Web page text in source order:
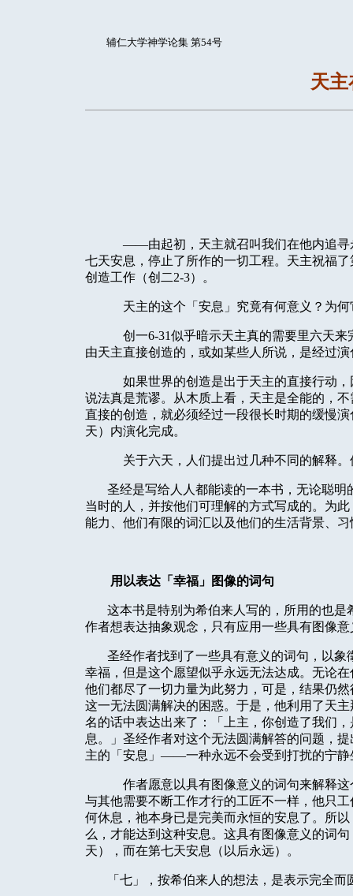
辅仁大学神学论集 第54号
天
——由起初，天主就召叫我们在他内追
七天安息，停止了所作的一切工程。天主祝福
创造工作（创二2-3）。
天主的这个「安息」究竟有何意义？为
创一6-31似乎暗示天主真的需要里六天
由天主直接创造的，或如某些人所说，是经过
如果世界的创造是出于天主的直接行动
说法真是荒谬。从木质上看，天主是全能的，
直接的创造，就必须经过一段很长时期的缓慢
天）内演化完成。
关于六天，人们提出过几种不同的解释
圣经是写给人人都能读的一本书，无论聪
当时的人，并按他们可理解的方式写成的。为
能力、他们有限的词汇以及他们的生活背景、
用以表达「幸福」图像的词句
这本书是特别为希伯来人写的，所用的也
作者想表达抽象观念，只有应用一些具有图像
圣经作者找到了一些具有意义的词句，以
幸福，但是这个愿望似乎永远无法达成。无论
他们都尽了一切力量为此努力，可是，结果仍
这一无法圆满解决的困惑。于是，他利用了天
名的话中表达出来了：「上主，你创造了我们
息。」圣经作者对这个无法圆满解答的问题，
主的「安息」 ——一种永远不会受到打扰的宁
作者愿意以具有图像意义的词句来解释
与其他需要不断工作才行的工匠不一样，他只
何休息， 祂本身已是完美而永恒的安息了。所
么，才能达到这种安息。这具有图像意义的词
天），而在第七天安息（以后永远）。
「七」，按希伯来人的想法，是表示完全